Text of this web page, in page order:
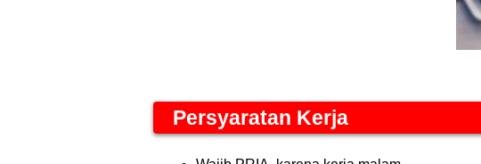
Persyaratan Kerja